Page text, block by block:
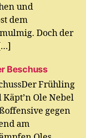
und
dem
Doch der
Beschuss
Frühling
Ole Nebel
gegen
am